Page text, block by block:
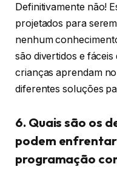
Definitivamente não!
projetados para
nenhum
são divertidos e
crianças aprendam
diferentes soluções
6. Quais são os
podem
programação